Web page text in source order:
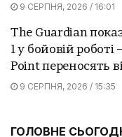
9 СЕРПНЯ, 2026 / 16:01
The Guardian
1 у бойовій
Point переносять
9 СЕРПНЯ, 2026 / 15:35
ГОЛОВНЕ